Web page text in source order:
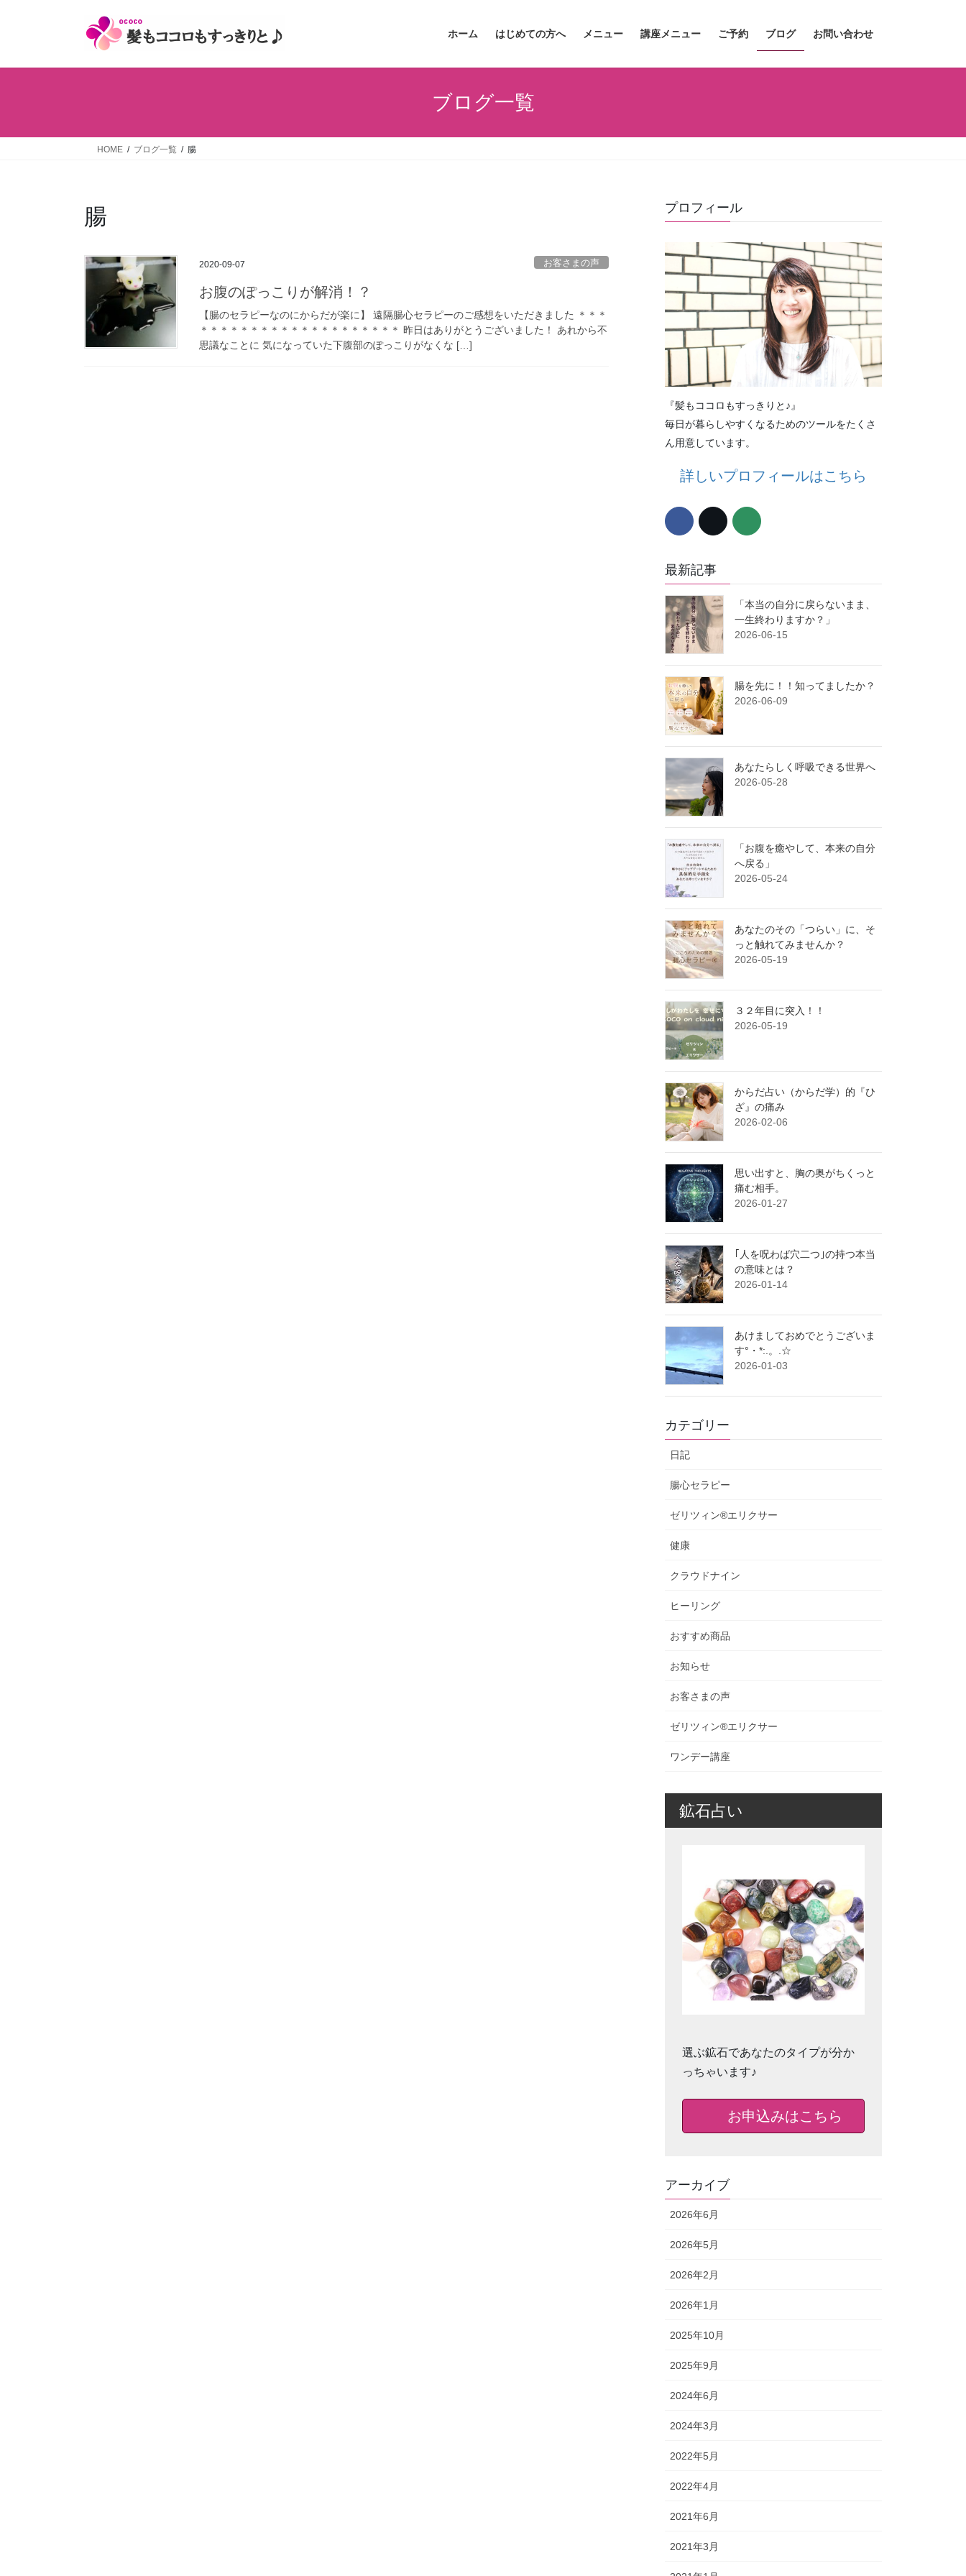
ホーム はじめての方へ メニュー 講座メニュー ご予約 ブログ お問い合わせ
ブログ一覧
HOME ブログ一覧 腸
腸
2020-09-07 お客さまの声
お腹のぽっこりが解消！？
【腸のセラピーなのにからだが楽に】 遠隔腸心セラピーのご感想をいただきました ＊＊＊
＊＊＊＊＊＊＊＊＊＊＊＊＊＊＊＊＊＊＊＊ 昨日はありがとうございました！ あれから不
思議なことに 気になっていた下腹部のぽっこりがなくな […]
プロフィール
『髪もココロもすっきりと♪』
毎日が暮らしやすくなるためのツールをたくさ
ん用意しています。
詳しいプロフィールはこちら
最新記事
「本当の自分に戻らないまま、
一生終わりますか？」
2026-06-15
腸を先に！！知ってましたか？
2026-06-09
あなたらしく呼吸できる世界へ
2026-05-28
「お腹を癒やして、本来の自分
へ戻る」
2026-05-24
あなたのその「つらい」に、そ
っと触れてみませんか？
2026-05-19
３２年目に突入！！
2026-05-19
からだ占い（からだ学）的『ひ
ざ』の痛み
2026-02-06
思い出すと、胸の奥がちくっと
痛む相手。
2026-01-27
｢人を呪わば穴二つ｣の持つ本当
の意味とは？
2026-01-14
あけましておめでとうございま
す°・*:.。.☆
2026-01-03
カテゴリー
日記
腸心セラピー
ゼリツィン®エリクサー
健康
クラウドナイン
ヒーリング
おすすめ商品
お知らせ
お客さまの声
ゼリツィン®️エリクサー
ワンデー講座
鉱石占い
選ぶ鉱石であなたのタイプが分か
っちゃいます♪
お申込みはこちら
アーカイブ
2026年6月
2026年5月
2026年2月
2026年1月
2025年10月
2025年9月
2024年6月
2024年3月
2022年5月
2022年4月
2021年6月
2021年3月